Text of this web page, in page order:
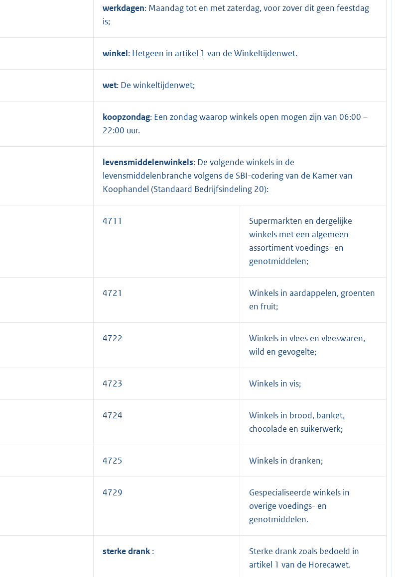
werkdagen: Maandag tot en met zaterdag, voor zover dit geen feestdag
is;
winkel: Hetgeen in artikel 1 van de Winkeltijdenwet.
wet: De winkeltijdenwet;
koopzondag: Een zondag waarop winkels open mogen zijn van 06:00 –
22:00 uur.
levensmiddelenwinkels: De volgende winkels in de
levensmiddelenbranche volgens de SBI-codering van de Kamer van
Koophandel (Standaard Bedrijfsindeling 20):
4711
Supermarkten en dergelijke
winkels met een algemeen
assortiment voedings- en
genotmiddelen;
4721
Winkels in aardappelen, groenten
en fruit;
4722
Winkels in vlees en vleeswaren,
wild en gevogelte;
4723 Winkels in vis;
4724
Winkels in brood, banket,
chocolade en suikerwerk;
4725 Winkels in dranken;
4729
Gespecialiseerde winkels in
overige voedings- en
genotmiddelen.
sterke drank :
Sterke drank zoals bedoeld in
artikel 1 van de Horecawet.